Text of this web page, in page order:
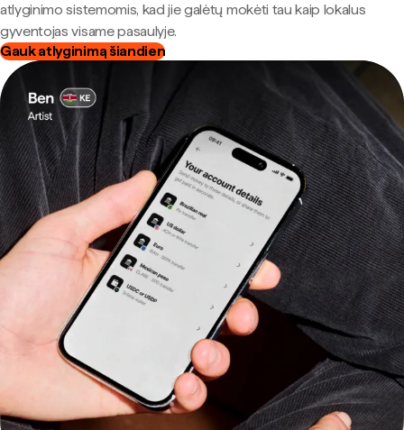
atlyginimo sistemomis, kad jie galėtų mokėti tau kaip lokalus
gyventojas visame pasaulyje.
Gauk atlyginimą šiandien